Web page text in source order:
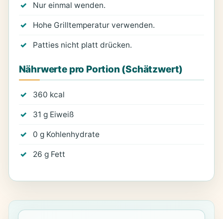
Nur einmal wenden.
Hohe Grilltemperatur verwenden.
Patties nicht platt drücken.
Nährwerte pro Portion (Schätzwert)
360 kcal
31 g Eiweiß
0 g Kohlenhydrate
26 g Fett